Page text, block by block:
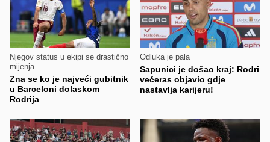
Njegov status u ekipi se drastično
mijenja
Zna se ko je najveći gubitnik
u Barceloni dolaskom
Rodrija
Odluka je pala
Sapunici je došao kraj: Rodri
večeras objavio gdje
nastavlja karijeru!